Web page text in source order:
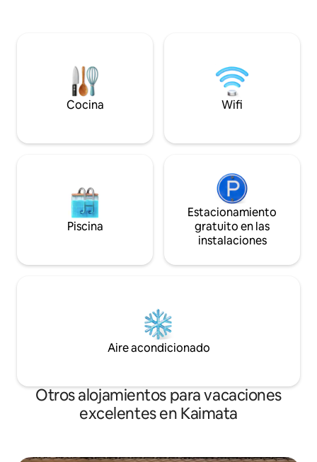
Taranaki. Algunos reservan para 1
huésped y se presentan 6. Así que
revisamos nuestra cámara de la puerta.
monte Taranaki
senderismo, a 2
pista de bicicleta
Mangamahoe
Cocina Wifi
Piscina
Estacionamiento
gratuito en las
instalaciones
Aire acondicionado
Otros alojamientos para vacaciones
excelentes en Kaimata